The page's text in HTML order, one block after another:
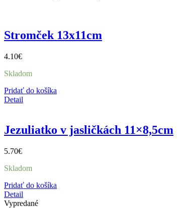
Stromček 13x11cm
4.10€
Skladom
Pridať do košíka
Detail
Jezuliatko v jasličkách 11×8,5cm
5.70€
Skladom
Pridať do košíka
Detail
Vypredané